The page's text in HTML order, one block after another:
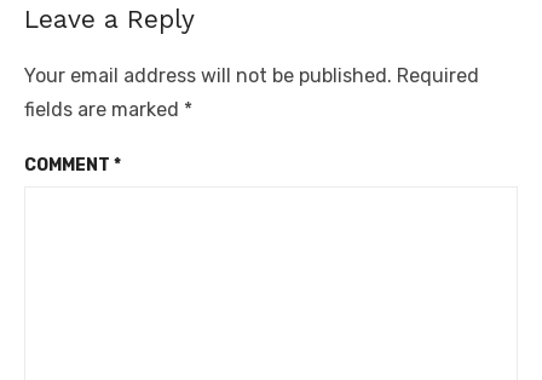
Leave a Reply
Your email address will not be published. Required
fields are marked *
COMMENT *